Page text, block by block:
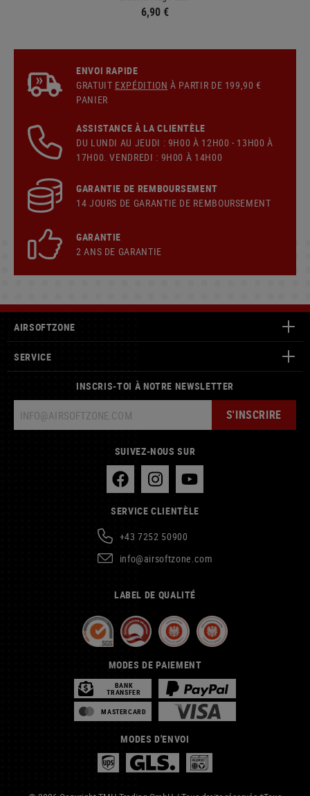
6,90 €
ENVOI RAPIDE
GRATUIT EXPÉDITION À PARTIR DE 199,90 €
PANIER
ASSISTANCE À LA CLIENTÈLE
DU LUNDI AU JEUDI : 9H00 À 12H00 - 13H00 À
17H00. VENDREDI : 9H00 À 14H00
GARANTIE DE REMBOURSEMENT
14 JOURS DE GARANTIE DE REMBOURSEMENT
GARANTIE
2 ANS DE GARANTIE
AIRSOFTZONE
SERVICE
INSCRIS-TOI À NOTRE NEWSLETTER
S'INSCRIRE
SUIVEZ-NOUS SUR
SERVICE CLIENTÈLE
+43 7252 50900
info@airsoftzone.com
LABEL DE QUALITÉ
MODES DE PAIEMENT
BANK
TRANSFER
MASTERCARD
MODES D'ENVOI